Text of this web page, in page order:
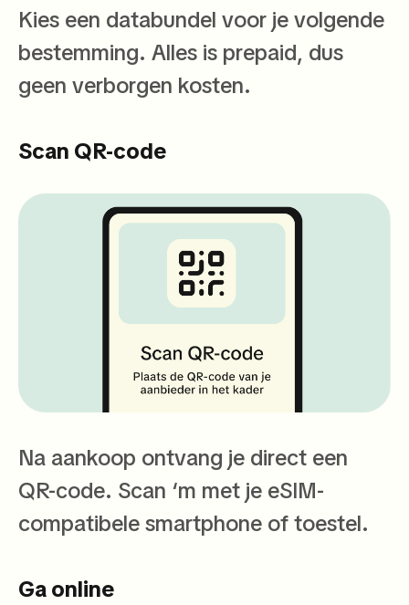
Kies een databundel voor je volgende
bestemming. Alles is prepaid, dus
geen verborgen kosten.
Scan QR-code
Na aankoop ontvang je direct een
QR-code. Scan ‘m met je eSIM-
compatibele smartphone of toestel.
Ga online